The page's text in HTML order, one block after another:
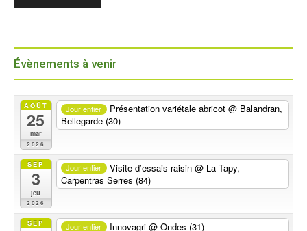
Évènements à venir
AOÛT
25
mar
2026
Jour entier Présentation variétale abricot@ Balandran,
Bellegarde (30)
SEP
3
jeu
2026
Jour entier Visite d’essais raisin@ La Tapy,
Carpentras Serres (84)
SEP Jour entier Innovagri@ Ondes (31)